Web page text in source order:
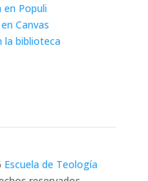
en Populi
Canvas
la biblioteca
Escuela de Teología